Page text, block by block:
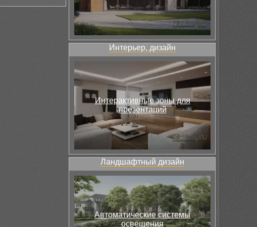
Интерьер, дизайн
Интерактивные зоны для
презентаций
Ландшафтный дизайн
Автоматические системы
освещения